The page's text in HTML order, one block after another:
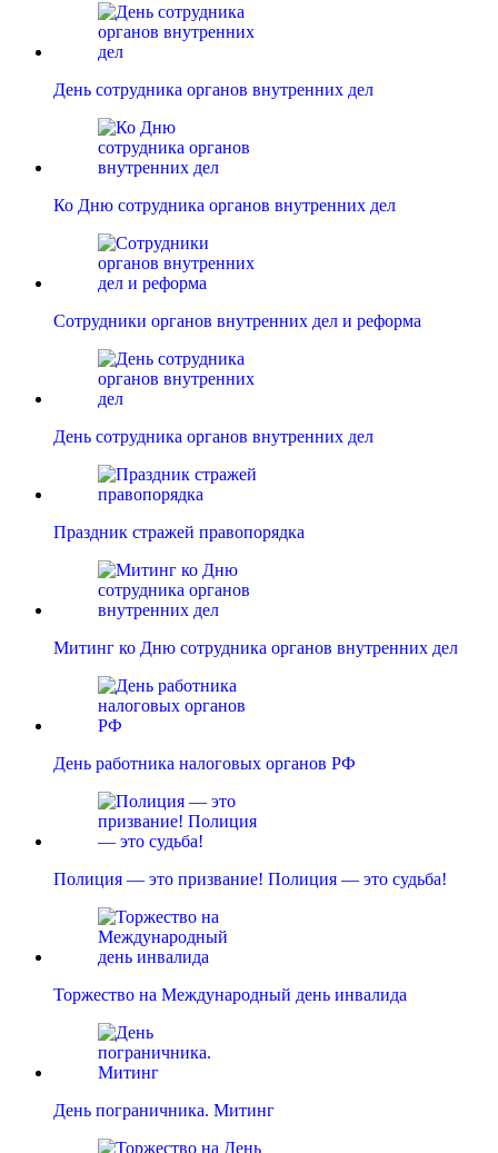
День сотрудника органов внутренних дел
Ко Дню сотрудника органов внутренних дел
Сотрудники органов внутренних дел и реформа
День сотрудника органов внутренних дел
Праздник стражей правопорядка
Митинг ко Дню сотрудника органов внутренних дел
День работника налоговых органов РФ
Полиция — это призвание! Полиция — это судьба!
Торжество на Международный день инвалида
День пограничника. Митинг